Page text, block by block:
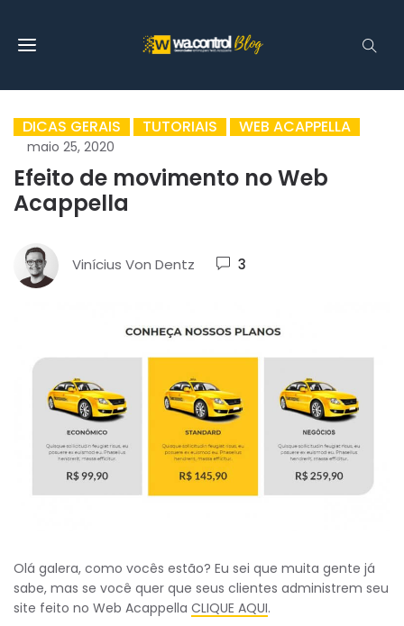
DICAS GERAIS TUTORIAIS WEB ACAPPELLA
maio 25, 2020
Efeito de movimento no Web
Acappella
Vinícius Von Dentz 3
Olá galera, como vocês estão? Eu sei que muita gente já
sabe, mas se você quer que seus clientes administrem seu
site feito no Web Acappella CLIQUE AQUI.